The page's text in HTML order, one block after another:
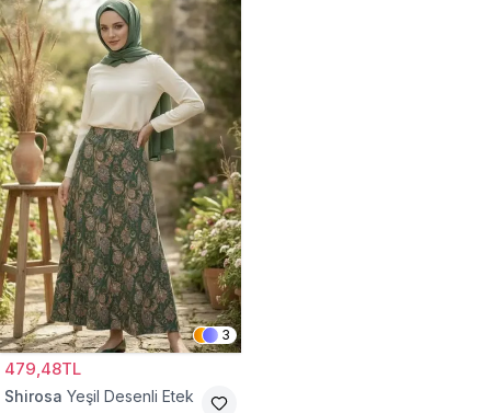
3
479,48TL
Shirosa Yeşil Desenli Etek